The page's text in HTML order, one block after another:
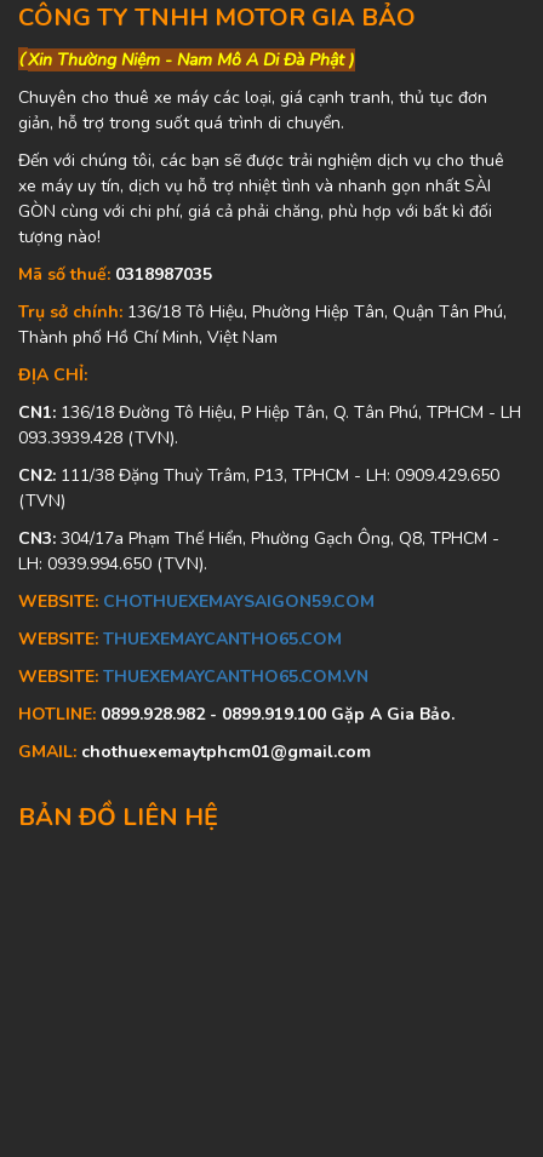
CÔNG TY TNHH MOTOR GIA BẢO
(Xin Thường Niệm - Nam Mô A Di Đà Phật )
Chuyên cho thuê xe máy các loại, giá cạnh tranh, thủ tục đơn
giản, hỗ trợ trong suốt quá trình di chuyển.
Đến với chúng tôi, các bạn sẽ được trải nghiệm dịch vụ cho thuê
xe máy uy tín, dịch vụ hỗ trợ nhiệt tình và nhanh gọn nhất SÀI
GÒN cùng với chi phí, giá cả phải chăng, phù hợp với bất kì đối
tượng nào!
Mã số thuế: 0318987035
Trụ sở chính: 136/18 Tô Hiệu, Phường Hiệp Tân, Quận Tân Phú,
Thành phố Hồ Chí Minh, Việt Nam
ĐỊA CHỈ:
CN1: 136/18 Đường Tô Hiệu, P Hiệp Tân, Q. Tân Phú, TPHCM - LH
093.3939.428 (TVN).
CN2: 111/38 Đặng Thuỳ Trâm, P13, TPHCM - LH: 0909.429.650
(TVN)
CN3: 304/17a Phạm Thế Hiển, Phường Gạch Ông, Q8, TPHCM -
LH: 0939.994.650 (TVN).
WEBSITE: CHOTHUEXEMAYSAIGON59.COM
WEBSITE: THUEXEMAYCANTHO65.COM
WEBSITE: THUEXEMAYCANTHO65.COM.VN
HOTLINE: 0899.928.982 - 0899.919.100 Gặp A Gia Bảo.
GMAIL: chothuexemaytphcm01@gmail.com
BẢN ĐỒ LIÊN HỆ